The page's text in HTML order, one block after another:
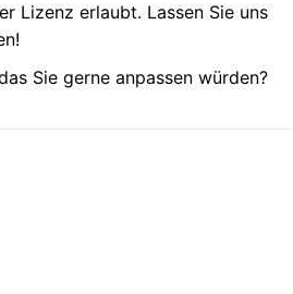
Lizenz erlaubt. Lassen Sie uns
Sie gerne anpassen würden?